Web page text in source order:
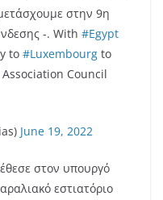
στην 9η
-. With #Egypt
to #Luxembourg to
Council
June 19, 2022
στον υπουργό
εστιατόριο